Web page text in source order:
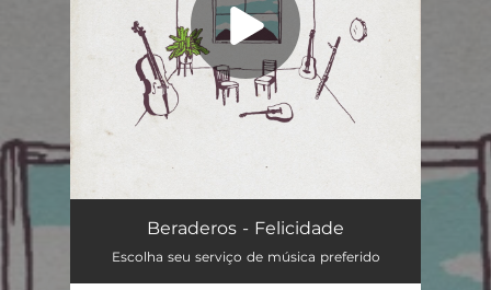
FelicidadeBeraderos - Felicidade
Escolha seu serviço de música preferido